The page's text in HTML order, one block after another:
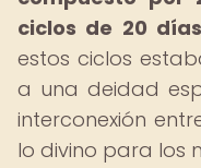
ciclos de 20
estos ciclos
a una deidad
interconexión
lo divino para los